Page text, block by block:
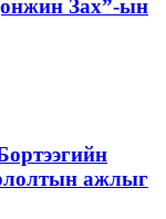
Зах”-ын
ажлыг